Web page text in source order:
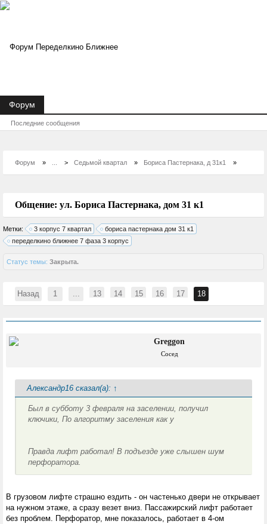
Форум » > Седьмой квартал » Бориса Пастернака, д 31к1 »
Общение: ул. Бориса Пастернака, дом 31 к1
Метки: 3 корпус 7 квартал
бориса пастернака дом 31 к1
переделкино ближнее 7 фаза 3 корпус
Статус темы: Закрыта.
Назад 1 ... 13 14 15 16 17 18
Greggon
Сосед
Александр16 сказал(а): ↑
Был в субботу 3 февраля на заселении, получил
ключики, По алгоритму заселения как у
Правда лифт работал! В подъезде уже слышен шум
перфоратора.
В грузовом лифте страшно ездить - он частенько двери не открывает
на нужном этаже, а сразу везет вниз. Пассажирский лифт работает
без проблем. Перфоратор, мне показалось, работает в 4-ом
Форум
Последние сообщения